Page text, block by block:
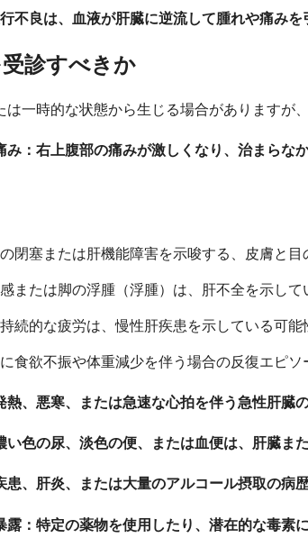
不良は、血液が肝臓に逆流して腫れや痛みを
診すべきか
は一時的な状態から生じる場合がありますが
み： 右上腹部の痛みが激しくなり、治まらな
閉塞または肝機能障害を示唆する、皮膚と目
または脚の浮腫（浮腫）は、肝不全を示して
続的な疲労は、慢性肝疾患を示している可能
食欲不振や体重減少を伴う場合の反復エピソ
熱、悪寒、または急速な心拍を伴う急性肝臓
い色の尿、淡色の便、または血便は、肝臓ま
患、肝炎、または大量のアルコール摂取の病
露： 特定の薬物を使用したり、潜在的な毒素